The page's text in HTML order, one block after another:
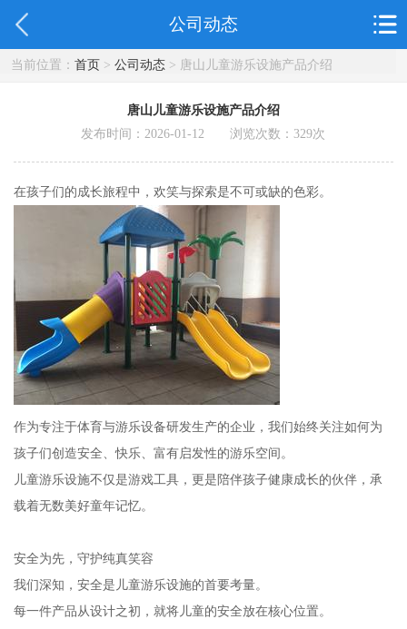
公司动态
当前位置： 首页> 公司动态> 唐山儿童游乐设施产品介绍
唐山儿童游乐设施产品介绍
发布时间：2026-01-12 浏览次数：329次
在孩子们的成长旅程中，欢笑与探索是不可或缺的色彩。
作为专注于体育与游乐设备研发生产的企业，我们始终关注如何为
孩子们创造安全、快乐、富有启发性的游乐空间。
儿童游乐设施不仅是游戏工具，更是陪伴孩子健康成长的伙伴，承
载着无数美好童年记忆。
安全为先，守护纯真笑容
我们深知，安全是儿童游乐设施的首要考量。
每一件产品从设计之初，就将儿童的安全放在核心位置。